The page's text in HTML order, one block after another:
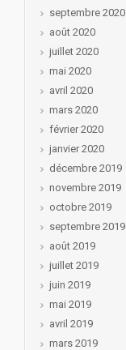
septembre 2020
août 2020
juillet 2020
mai 2020
avril 2020
mars 2020
février 2020
janvier 2020
décembre 2019
novembre 2019
octobre 2019
septembre 2019
août 2019
juillet 2019
juin 2019
mai 2019
avril 2019
mars 2019